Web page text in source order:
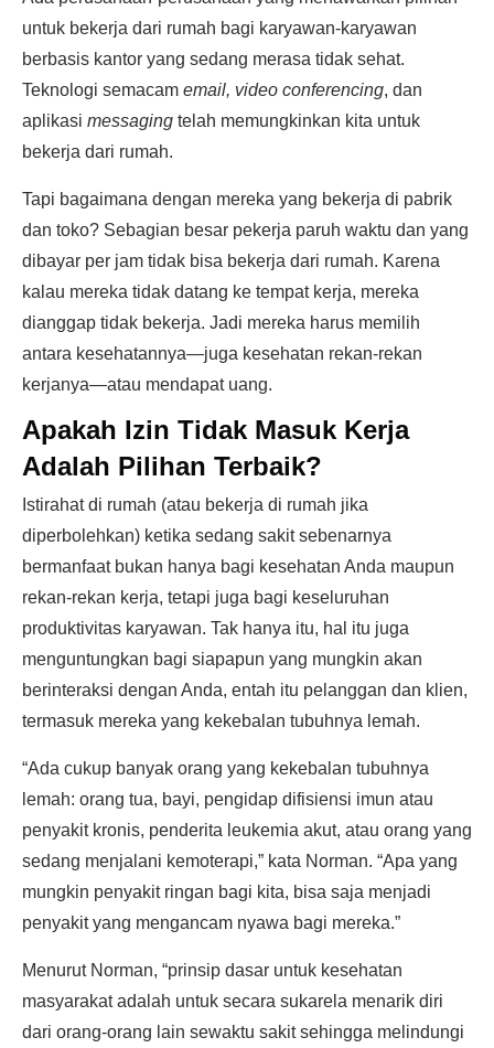
untuk bekerja dari rumah bagi karyawan-karyawan
berbasis kantor yang sedang merasa tidak sehat.
Teknologi semacam email, video conferencing, dan
aplikasi messaging telah memungkinkan kita untuk
bekerja dari rumah.
Tapi bagaimana dengan mereka yang bekerja di pabrik
dan toko? Sebagian besar pekerja paruh waktu dan yang
dibayar per jam tidak bisa bekerja dari rumah. Karena
kalau mereka tidak datang ke tempat kerja, mereka
dianggap tidak bekerja. Jadi mereka harus memilih
antara kesehatannya—juga kesehatan rekan-rekan
kerjanya—atau mendapat uang.
Apakah Izin Tidak Masuk Kerja
Adalah Pilihan Terbaik?
Istirahat di rumah (atau bekerja di rumah jika
diperbolehkan) ketika sedang sakit sebenarnya
bermanfaat bukan hanya bagi kesehatan Anda maupun
rekan-rekan kerja, tetapi juga bagi keseluruhan
produktivitas karyawan. Tak hanya itu, hal itu juga
menguntungkan bagi siapapun yang mungkin akan
berinteraksi dengan Anda, entah itu pelanggan dan klien,
termasuk mereka yang kekebalan tubuhnya lemah.
“Ada cukup banyak orang yang kekebalan tubuhnya
lemah: orang tua, bayi, pengidap difisiensi imun atau
penyakit kronis, penderita leukemia akut, atau orang yang
sedang menjalani kemoterapi,” kata Norman. “Apa yang
mungkin penyakit ringan bagi kita, bisa saja menjadi
penyakit yang mengancam nyawa bagi mereka.”
Menurut Norman, “prinsip dasar untuk kesehatan
masyarakat adalah untuk secara sukarela menarik diri
dari orang-orang lain sewaktu sakit sehingga melindungi